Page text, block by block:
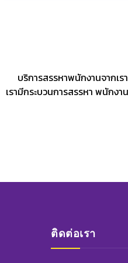
บริการสรรหาพนักงานจากเร
เรามีกระบวนการสรรหา พนัก
ติดต่อเรา